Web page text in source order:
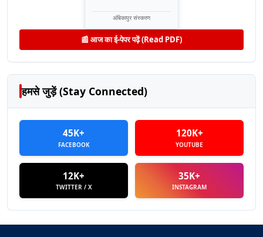
अंबिकापुर संस्करण
📰 आज का ई-पेपर पढ़ें (Read PDF)
हमसे जुड़ें (Stay Connected)
45K+
FACEBOOK
120K+
YOUTUBE
12K+
TWITTER / X
35K+
INSTAGRAM